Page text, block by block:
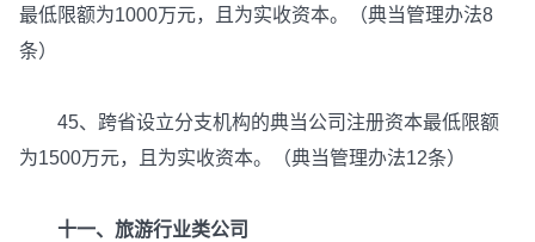
最低限额为1000万元，且为实收资本。（典当管理办法8
条）
45、跨省设立分支机构的典当公司注册资本最低限额
为1500万元，且为实收资本。（典当管理办法12条）
十一、旅游行业类公司